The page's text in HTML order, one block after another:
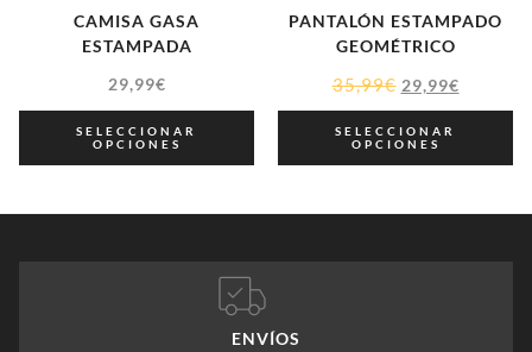
CAMISA GASA
ESTAMPADA
29,99€
SELECCIONAR
OPCIONES
PANTALÓN ESTAMPADO
GEOMÉTRICO
35,99€ 29,99€
SELECCIONAR
OPCIONES
ENVÍOS